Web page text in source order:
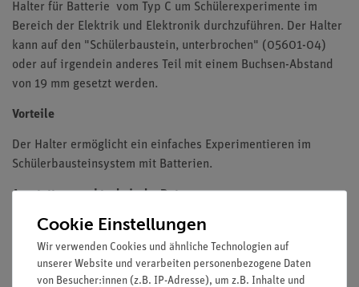
Halter für Batterie vom Typ C um Schülerexperimente im
Bereich der Elektrik und Elektronik durchzuführen. Der Halter
kann auf den "Schülerbaustein, unterbrochen" (05601-04)
oder auf irgendein anderes Teil mit einem Buchsen-Abstand
von 19 mm gesetzt werden.
Vorteile
Der Halter ermöglicht ein einfaches Experimentieren im
Schülerbausteinsystem mit Batterien.
Ausstattung und technische Daten
mit 4-mm-Steckern
Stecker Abstand: 19 mm
für Batterie-Typ C
Cookie Einstellungen
Wir verwenden Cookies und ähnliche Technologien auf
unserer Website und verarbeiten personenbezogene Daten
von Besucher:innen (z.B. IP-Adresse), um z.B. Inhalte und